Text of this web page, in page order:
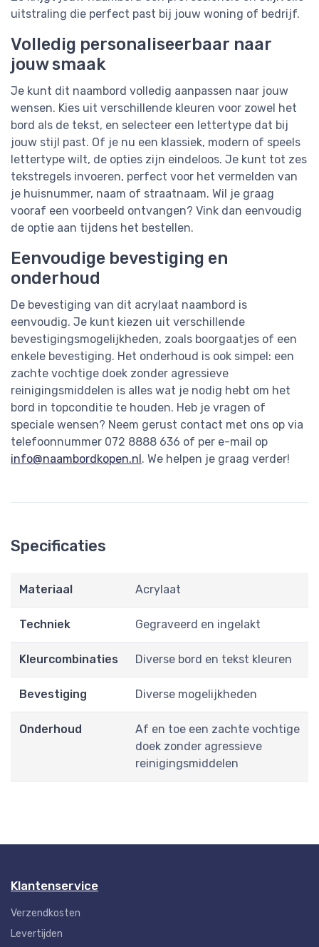
uitstraling die perfect past bij jouw woning of bedrijf.
Volledig personaliseerbaar naar
jouw smaak
Je kunt dit naambord volledig aanpassen naar jouw
wensen. Kies uit verschillende kleuren voor zowel het
bord als de tekst, en selecteer een lettertype dat bij
jouw stijl past. Of je nu een klassiek, modern of speels
lettertype wilt, de opties zijn eindeloos. Je kunt tot zes
tekstregels invoeren, perfect voor het vermelden van
je huisnummer, naam of straatnaam. Wil je graag
vooraf een voorbeeld ontvangen? Vink dan eenvoudig
de optie aan tijdens het bestellen.
Eenvoudige bevestiging en
onderhoud
De bevestiging van dit acrylaat naambord is
eenvoudig. Je kunt kiezen uit verschillende
bevestigingsmogelijkheden, zoals boorgaatjes of een
enkele bevestiging. Het onderhoud is ook simpel: een
zachte vochtige doek zonder agressieve
reinigingsmiddelen is alles wat je nodig hebt om het
bord in topconditie te houden. Heb je vragen of
speciale wensen? Neem gerust contact met ons op via
telefoonnummer 072 8888 636 of per e-mail op
info@naambordkopen.nl. We helpen je graag verder!
Specificaties
Materiaal Acrylaat
Techniek Gegraveerd en ingelakt
Kleurcombinaties Diverse bord en tekst kleuren
Bevestiging Diverse mogelijkheden
Onderhoud
Af en toe een zachte vochtige
doek zonder agressieve
reinigingsmiddelen
Klantenservice
Verzendkosten
Levertijden